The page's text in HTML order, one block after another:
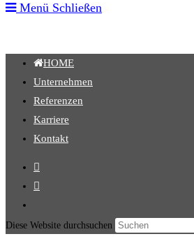
Menü Schließen
HOME
Unternehmen
Referenzen
Karriere
Kontakt
Diese Website durchsuchen